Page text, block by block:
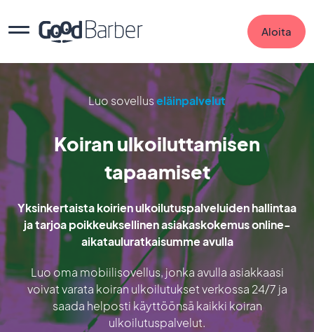
Aloita
Luo sovelluseläinpalvelut
Koiran ulkoiluttamisen
tapaamiset
Yksinkertaista koirien ulkoilutuspalveluiden hallintaa
ja tarjoa poikkeuksellinen asiakaskokemus online-
aikatauluratkaisumme avulla
Luo oma mobiilisovellus, jonka avulla asiakkaasi
voivat varata koiran ulkoilutukset verkossa 24/7 ja
saada helposti käyttöönsä kaikki koiran
ulkoilutuspalvelut.